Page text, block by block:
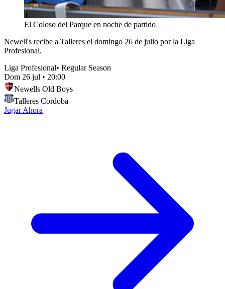
El Coloso del Parque en noche de partido
Newell's recibe a Talleres el domingo 26 de julio por la Liga
Profesional.
Liga Profesional• Regular Season
Dom 26 jul • 20:00
Newells Old Boys
Talleres Cordoba
Jugar Ahora